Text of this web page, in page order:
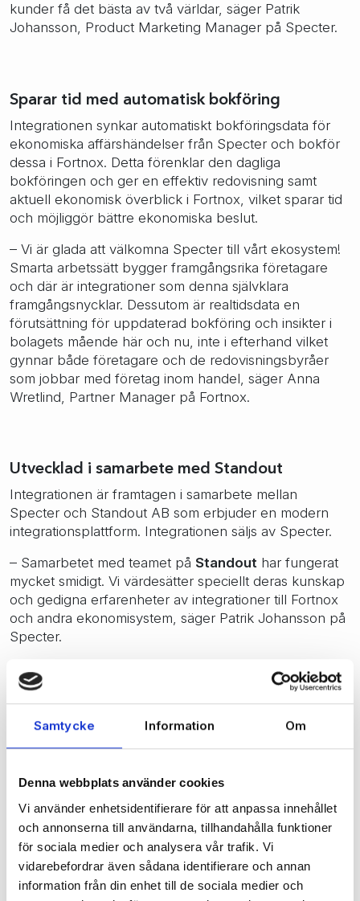
Samtycke Information Om
Denna webbplats använder cookies
Vi använder enhetsidentifierare för att anpassa innehållet
och annonserna till användarna, tillhandahålla funktioner
för sociala medier och analysera vår trafik. Vi
vidarebefordrar även sådana identifierare och annan
information från din enhet till de sociala medier och
kunder få det bästa av två världar, säger Patrik
Johansson, Product Marketing Manager på Specter.
Sparar tid med automatisk bokföring
Integrationen synkar automatiskt bokföringsdata för
ekonomiska affärshändelser från Specter och bokför
dessa i Fortnox. Detta förenklar den dagliga
bokföringen och ger en effektiv redovisning samt
aktuell ekonomisk överblick i Fortnox, vilket sparar tid
och möjliggör bättre ekonomiska beslut.
– Vi är glada att välkomna Specter till vårt ekosystem!
Smarta arbetssätt bygger framgångsrika företagare
och där är integrationer som denna självklara
framgångsnycklar. Dessutom är realtidsdata en
förutsättning för uppdaterad bokföring och insikter i
bolagets mående här och nu, inte i efterhand vilket
gynnar både företagare och de redovisningsbyråer
som jobbar med företag inom handel, säger Anna
Wretlind, Partner Manager på Fortnox.
Utvecklad i samarbete med Standout
Integrationen är framtagen i samarbete mellan
Specter och Standout AB som erbjuder en modern
integrationsplattform. Integrationen säljs av Specter.
– Samarbetet med teamet på Standout har fungerat
mycket smidigt. Vi värdesätter speciellt deras kunskap
och gedigna erfarenheter av integrationer till Fortnox
och andra ekonomisystem, säger Patrik Johansson på
Specter.
Kontakta Specter för mer information
Läs mer omintegrationen hos Specter
, information
finns även påFortnox hemsida.
Kontakta Specter påsales@specter.se
649450 för mer information eller beställning av
Fortnox-integrationen.